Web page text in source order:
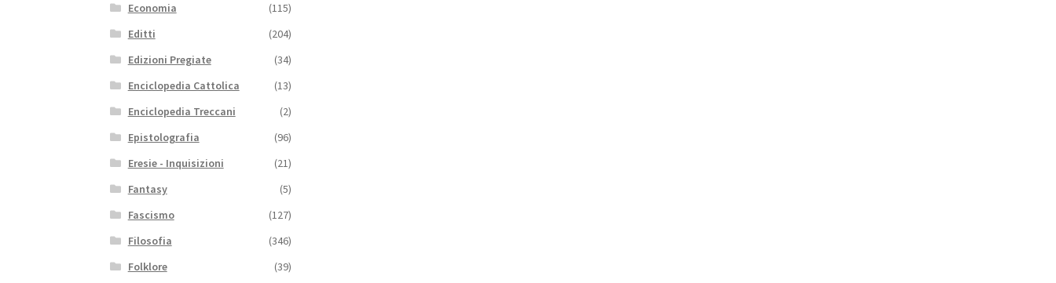
Economia
(115)
Editti
(204)
Edizioni Pregiate
(34)
Enciclopedia Cattolica
(13)
Enciclopedia Treccani
(2)
Epistolografia
(96)
Eresie - Inquisizioni
(21)
Fantasy
(5)
Fascismo
(127)
Filosofia
(346)
Folklore
(39)